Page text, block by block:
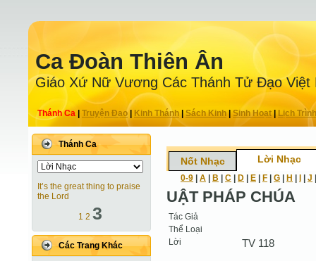
Ca Ðoàn Thiên Ân
Giáo Xứ Nữ Vương Các Thánh Tử Ðạo Việt
Thánh Ca Truyện Ðạo| Kinh Thánh Sách Kinh|Sinh Hoạt| Lịch Trình
Thánh Ca
It’s the great thing to praise
the Lord
1 2 3
Các Trang Khác
Nốt Nhạc Lời Nhạc
0-9 A B C D E F G H J
UẬT PHÁP CHÚA
Tác Giả
Thể Loại
Lời
TV 118